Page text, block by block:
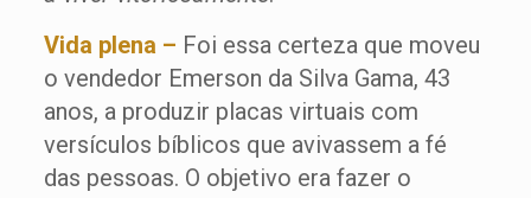
Vida plena – Foi essa certeza que moveu
o vendedor Emerson da Silva Gama, 43
anos, a produzir placas virtuais com
versículos bíblicos que avivassem a fé
das pessoas. O objetivo era fazer o